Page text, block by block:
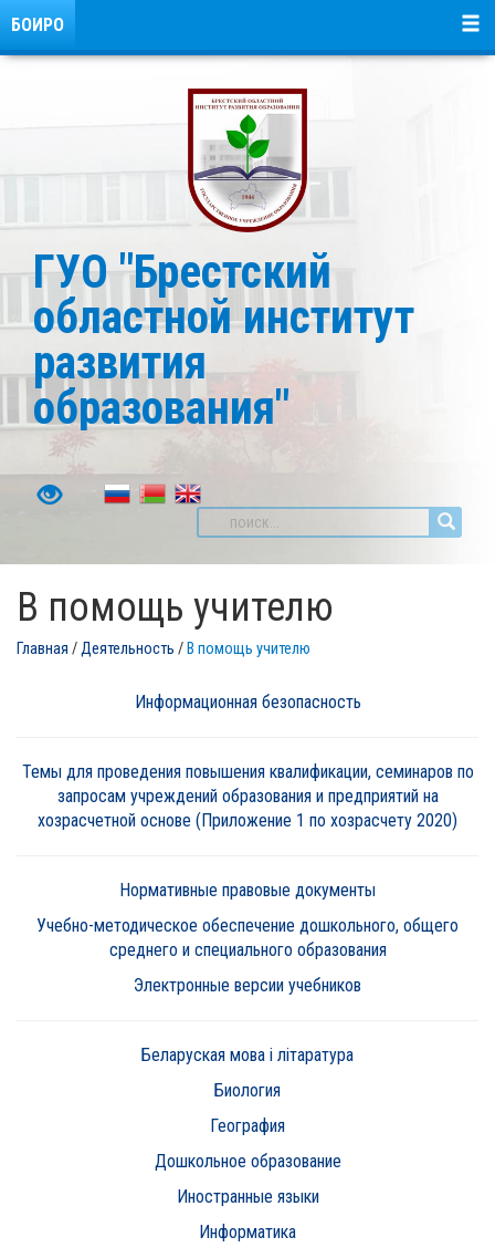
ГУО "Брестский
областной институт
развития
образования"
БОИРО
В помощь учителю
Главная /Деятельность / В помощь учителю
Информационная безопасность
Темы для проведения повышения квалификации, семинаров по
запросам учреждений образования и предприятий на
хозрасчетной основе (Приложение 1 по хозрасчету 2020)
Нормативные правовые документы
Учебно-методическое обеспечение дошкольного, общего
среднего и специального образования
Электронные версии учебников
Беларуская мова i лiтаратура
Биология
География
Дошкольное образование
Иностранные языки
Информатика